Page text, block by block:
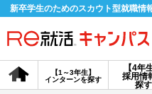
新卒学生のためのスカウト型就職情
【4年
採用情
探す
【1～3年生】
インターンを探す
会員登録